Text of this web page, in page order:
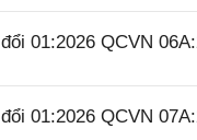
01:2026 QCVN
01:2026 QCVN